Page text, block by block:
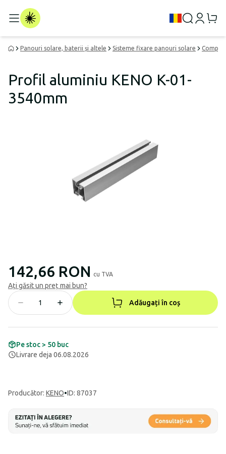
Panouri solare, baterii și altele Sisteme fixare panouri solare
Profil aluminiu KENO K-01-
3540mm
142,66 RON cu TVA
Ați găsit un preț mai bun?
Adăugați în coș
Pe stoc > 50 buc
Livrare deja 06.08.2026
Producător: KENO•ID: 87037